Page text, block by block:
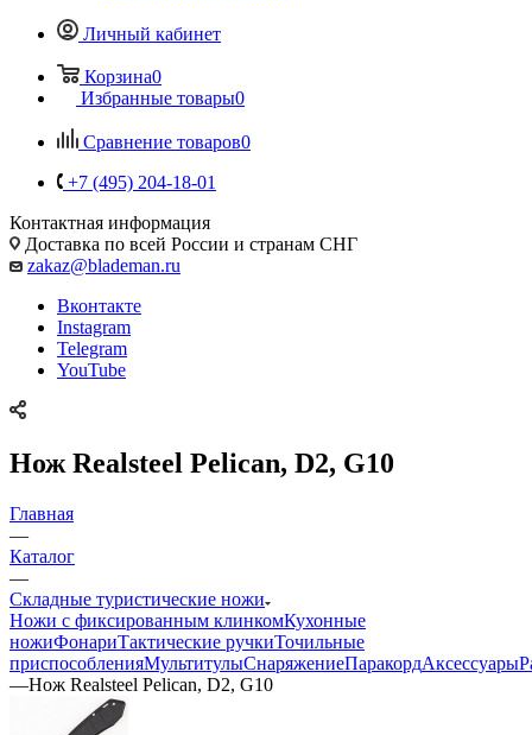
Личный кабинет
Корзина0
Избранные товары0
Сравнение товаров0
+7 (495) 204-18-01
Контактная информация
Доставка по всей России и странам СНГ
zakaz@blademan.ru
Вконтакте
Instagram
Telegram
YouTube
Нож Realsteel Pelican, D2, G10
Главная
—
Каталог
—
Складные туристические ножи
Ножи с фиксированным клинкомКухонные
ножиФонариТактические ручкиТочильные
приспособленияМультитулыСнаряжениеПаракордАксессуары
—Нож Realsteel Pelican, D2, G10